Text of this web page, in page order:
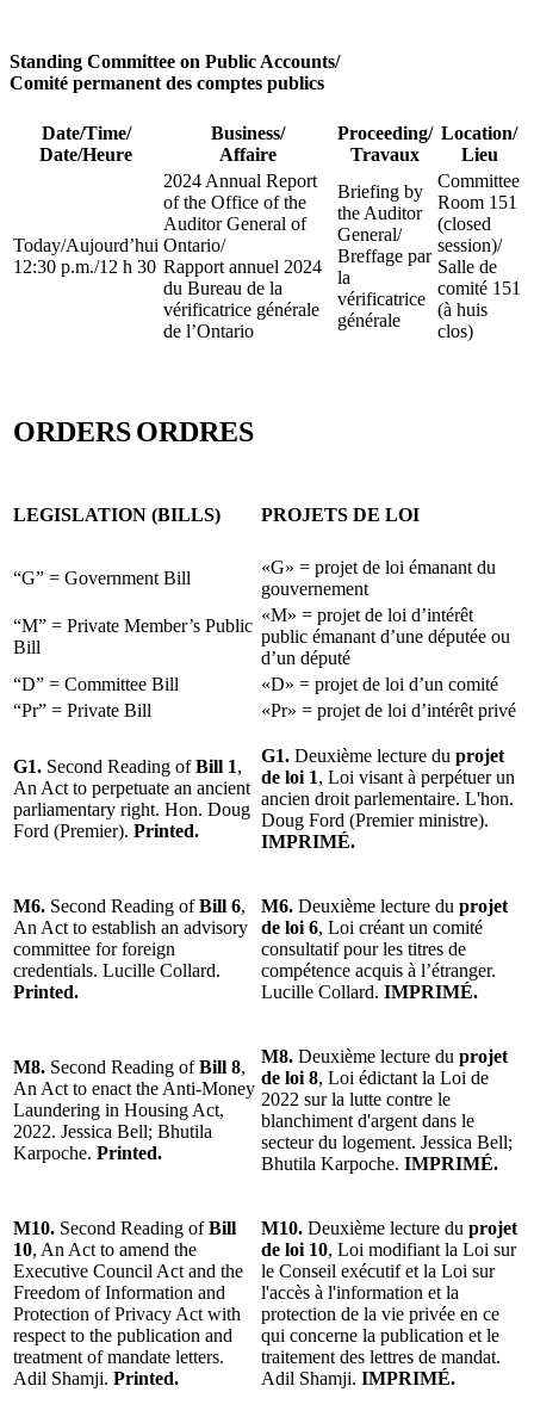
Standing Committee on Public Accounts/
Comité permanent des comptes publics
Date/Time/
Date/Heure
Business/
Affaire
Proceeding/
Travaux
Location/
Lieu
Today/Aujourd’hui
12:30 p.m./12 h 30
2024 Annual Report
of the Office of the
Auditor General of
Ontario/
Rapport annuel 2024
du Bureau de la
vérificatrice générale
de l’Ontario
Briefing by
the Auditor
General/
Breffage par
la
vérificatrice
générale
Committee
Room 151
(closed
session)/
Salle de
comité 151
(à huis
clos)
ORDERSORDRES
LEGISLATION (BILLS) PROJETS DE LOI
“G” = Government Bill
«G» = projet de loi émanant du
gouvernement
“M” = Private Member’s Public
Bill
«M» = projet de loi d’intérêt
public émanant d’une députée ou
d’un député
“D” = Committee Bill
«D» = projet de loi d’un comité
“Pr” = Private Bill
«Pr» = projet de loi d’intérêt privé
G1. Second Reading ofBill 1,
An Act to perpetuate an ancient
parliamentary right. Hon. Doug
Ford (Premier). Printed.
G1. Deuxième lecture du projet
de loi 1, Loi visant à perpétuer un
ancien droit parlementaire. L'hon.
Doug Ford (Premier ministre).
IMPRIMÉ.
M6. Second Reading ofBill 6,
An Act to establish an advisory
committee for foreign
credentials. Lucille Collard.
Printed.
M6. Deuxième lecture du projet
de loi 6, Loi créant un comité
consultatif pour les titres de
compétence acquis à l’étranger.
Lucille Collard. IMPRIMÉ.
M8. Second Reading ofBill 8,
An Act to enact the Anti-Money
Laundering in Housing Act,
2022. Jessica Bell; Bhutila
Karpoche. Printed.
M8. Deuxième lecture du projet
de loi 8, Loi édictant la Loi de
2022 sur la lutte contre le
blanchiment d'argent dans le
secteur du logement. Jessica Bell;
Bhutila Karpoche. IMPRIMÉ.
M10. Second Reading ofBill
10, An Act to amend the
Executive Council Act and the
Freedom of Information and
Protection of Privacy Act with
respect to the publication and
treatment of mandate letters.
Adil Shamji. Printed.
M10. Deuxième lecture du projet
de loi 10, Loi modifiant la Loi sur
le Conseil exécutif et la Loi sur
l'accès à l'information et la
protection de la vie privée en ce
qui concerne la publication et le
traitement des lettres de mandat.
Adil Shamji. IMPRIMÉ.